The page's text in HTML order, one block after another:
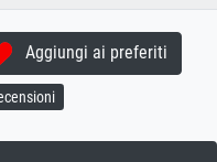
Aggiungi ai preferiti